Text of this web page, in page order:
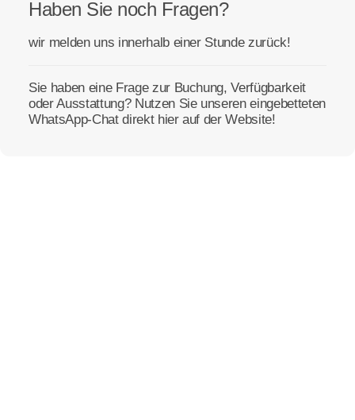
Haben Sie noch Fragen?
wir melden uns innerhalb einer Stunde zurück!
Sie haben eine Frage zur Buchung, Verfügbarkeit
oder Ausstattung? Nutzen Sie unseren eingebetteten
WhatsApp-Chat direkt hier auf der Website!